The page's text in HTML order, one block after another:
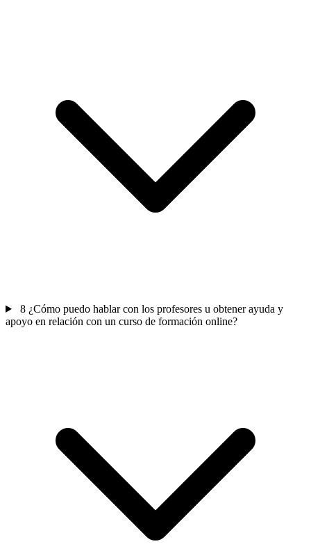
8 ¿Cómo puedo hablar con los profesores u obtener ayuda y
apoyo en relación con un curso de formación online?